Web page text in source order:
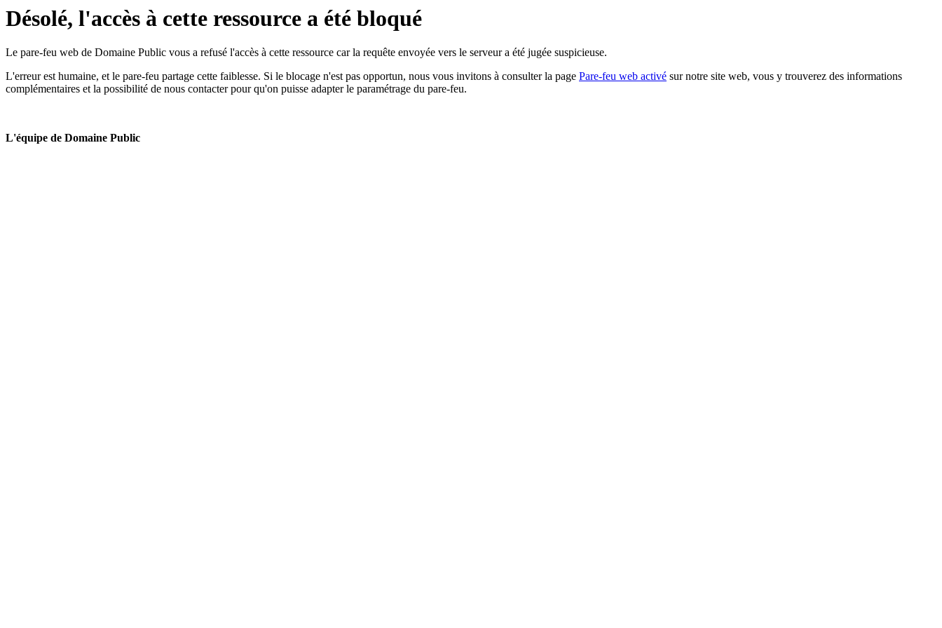
Désolé, l'accès à cette ressource a été bloqué
Le pare-feu web de Domaine Public vous a refusé l'accès à cette ressource car la requête envoyée vers le serveur a été jugée suspicieuse.
L'erreur est humaine, et le pare-feu partage cette faiblesse. Si le blocage n'est pas opportun, nous vous invitons à consulter la page Pare-feu web activé sur notre site web, vous y trouverez des informations
complémentaires et la possibilité de nous contacter pour qu'on puisse adapter le paramétrage du pare-feu.
L'équipe de Domaine Public